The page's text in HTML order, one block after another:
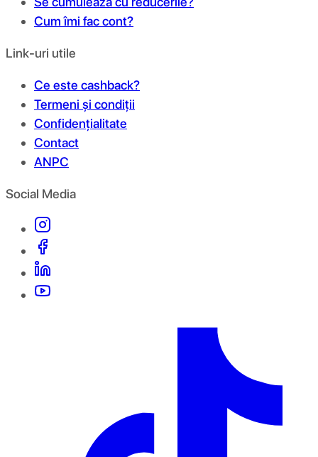
Cum îmi fac cont?
Link-uri utile
Ce este cashback?
Termeni și condiții
Confidențialitate
Contact
ANPC
Social Media